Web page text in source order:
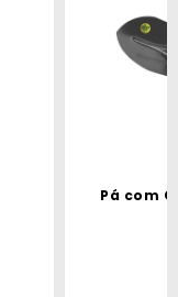
Pá com